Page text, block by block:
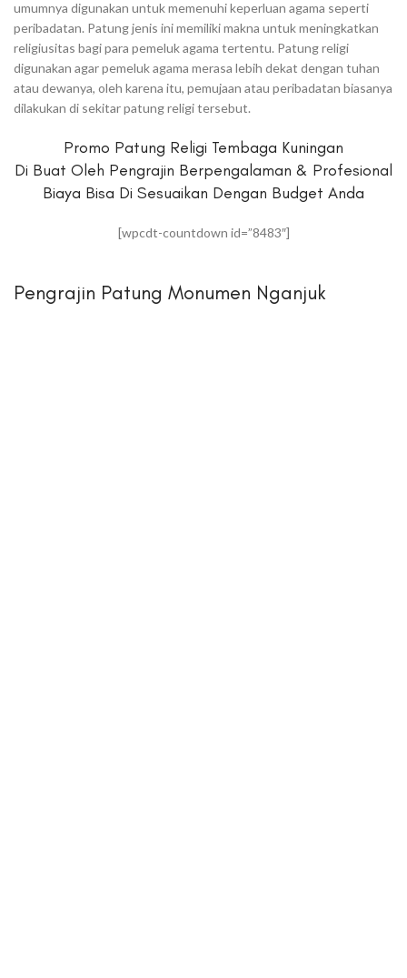
umumnya digunakan untuk memenuhi keperluan agama seperti
peribadatan. Patung jenis ini memiliki makna untuk meningkatkan
religiusitas bagi para pemeluk agama tertentu. Patung religi
digunakan agar pemeluk agama merasa lebih dekat dengan tuhan
atau dewanya, oleh karena itu, pemujaan atau peribadatan biasanya
dilakukan di sekitar patung religi tersebut.
Promo Patung Religi Tembaga Kuningan
Di Buat Oleh Pengrajin Berpengalaman & Profesional
Biaya Bisa Di Sesuaikan Dengan Budget Anda
[wpcdt-countdown id=”8483″]
Pengrajin Patung Monumen Nganjuk